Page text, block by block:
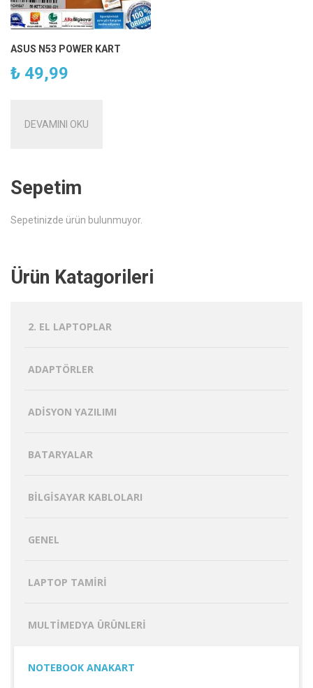
ASUS N53 POWER KART
₺ 49,99
DEVAMINI OKU
Sepetim
Sepetinizde ürün bulunmuyor.
Ürün Katagorileri
2. EL LAPTOPLAR
ADAPTÖRLER
ADISYON YAZILIMI
BATARYALAR
BILGISAYAR KABLOLARI
GENEL
LAPTOP TAMIRI
MULTIMEDYA ÜRÜNLERI
NOTEBOOK ANAKART